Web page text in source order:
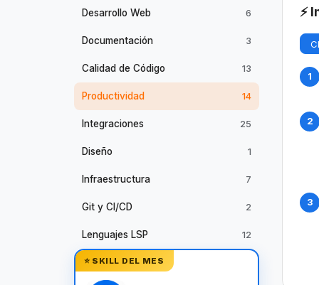
Desarrollo Web 6
Documentación 3
Calidad de Código 13
Productividad 14
Integraciones 25
Diseño 1
Infraestructura 7
Git y CI/CD 2
Lenguajes LSP 12
⭐ SKILL DEL MES
⚡
1
2
3